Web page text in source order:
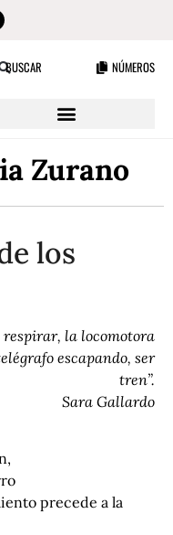
BUSCAR NÚMEROS
Zurano
los
respirar, la locomotora
escapando, ser
tren”.
Sara Gallardo
precede a la